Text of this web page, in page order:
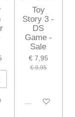
op de hoogte
Toy
Story 3 -
DS
Game -
Sale
€ 7,95
€ 9,95
In winkelwagen